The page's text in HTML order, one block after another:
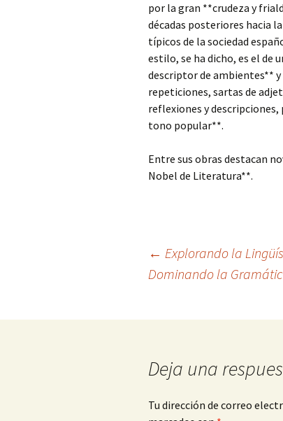
por la gran **crudeza y
décadas posteriores hacia
típicos de la sociedad
estilo, se ha dicho, es el de
descriptor de ambientes**
repeticiones, sartas de
reflexiones y
tono popular**.
Entre sus obras destacan
Nobel de Literatura**.
Navegación
← Explorando la
Dominando la
Deja una
Tu dirección de correo